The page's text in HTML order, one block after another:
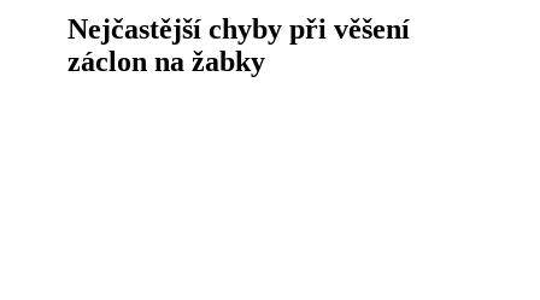
Nejčastější chyby při věšení
záclon na žabky